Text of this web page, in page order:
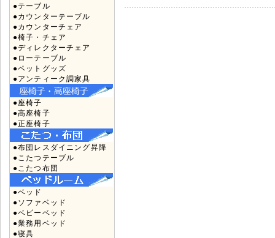
●テーブル
●カウンターテーブル
●カウンターチェア
●椅子・チェア
●ディレクターチェア
●ローテーブル
●ペットグッズ
●アンティーク調家具
●座椅子
●高座椅子
●正座椅子
●布団レスダイニング昇降
●こたつテーブル
●こたつ布団
●ベッド
●ソファベッド
●ベビーベッド
●業務用ベッド
●寝具